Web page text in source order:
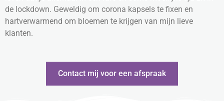
de lockdown. Geweldig om corona kapsels te fixen en
hartverwarmend om bloemen te krijgen van mijn lieve
klanten.
Contact mij voor een afspraak